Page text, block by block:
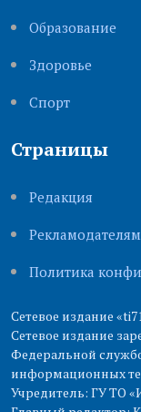
Образование
Здоровье
Cпорт
Страницы
Редакция
Рекламодателям
Политика
Сетевое издание
Сетевое издание
Федеральной
информационных
Учредитель: ГУ ТО